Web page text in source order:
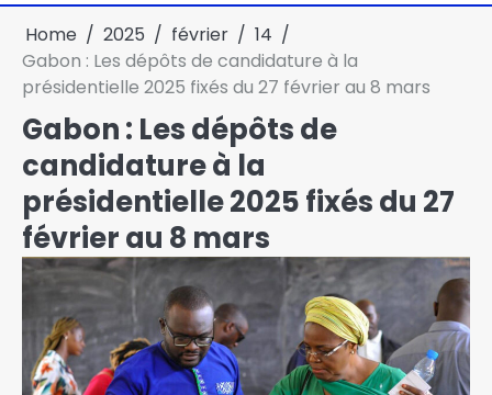
Home 2025 février
14
Gabon : Les dépôts de candidature à la
présidentielle 2025 fixés du 27 février au 8 mars
Gabon : Les dépôts de
candidature à la
présidentielle 2025 fixés du 27
février au 8 mars